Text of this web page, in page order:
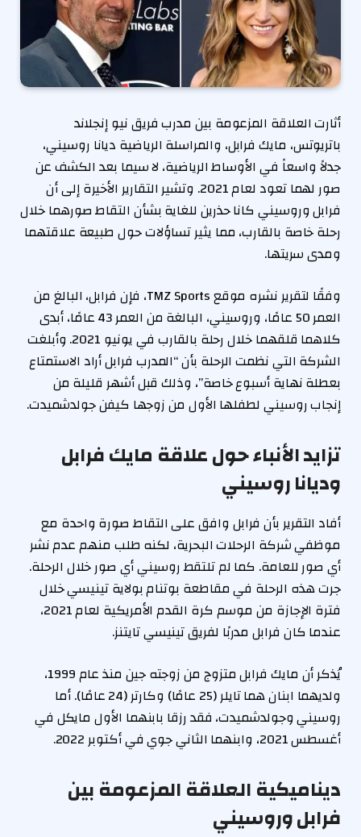
أثارت العلاقة المزعومة بين مدرب فريق نيو إنجلاند
باتريوتس، مايك فرابل، والمراسلة الرياضية ديانا روسيني،
جدلاً واسعاً في الأوساط الرياضية، لا سيما بعد الكشف عن
صور لهما تعود لعام 2021. وتشير التقارير الأخيرة إلى أن
فرابل وروسيني كانا حذرين للغاية بشأن التقاط صورهما خلال
رحلة خاصة بالقارب، مما يثير تساؤلات حول طبيعة علاقتهما
ومدى سريتها.
وفقًا لتقرير نشره موقع TMZ Sports، فإن فرابل، البالغ من
العمر 50 عامًا، وروسيني، البالغة من العمر 43 عامًا، أبدى
كلاهما قلقهما خلال رحلة بالقارب في يونيو 2021. وأبلغت
الشركة التي نظمت الرحلة بأن “المدرب فرابل أراد الاستمتاع
بعطلة نهاية أسبوع خاصة”، وذلك قبل أشهر قليلة من
إنجاب روسيني لطفلها الأول من زوجها كيفن جولدشميدت.
تزايد الأنباء حول علاقة مايك فرابل
وديانا روسيني
أفاد التقرير بأن فرابل وافق على التقاط صورة واحدة مع
موظفي شركة الرحلات البحرية، لكنه طلب منهم عدم نشر
أي صور للعامة. كما لم تلتقط روسيني أي صور خلال الرحلة.
جرت هذه الرحلة في مقاطعة بوتنام بولاية تينيسي خلال
فترة الإجازة من موسم كرة القدم الأمريكية لعام 2021،
عندما كان فرابل مدربًا لفريق تينيسي تايتنز.
يُذكر أن مايك فرابل متزوج من زوجته جين منذ عام 1999،
ولديهما ابنان هما تايلر (25 عامًا) وكارتر (24 عامًا). أما
روسيني وجولدشميدت، فقد رزقا بابنهما الأول مايكل في
أغسطس 2021، وابنهما الثاني جوي في أكتوبر 2022.
ديناميكية العلاقة المزعومة بين
فرابل وروسيني